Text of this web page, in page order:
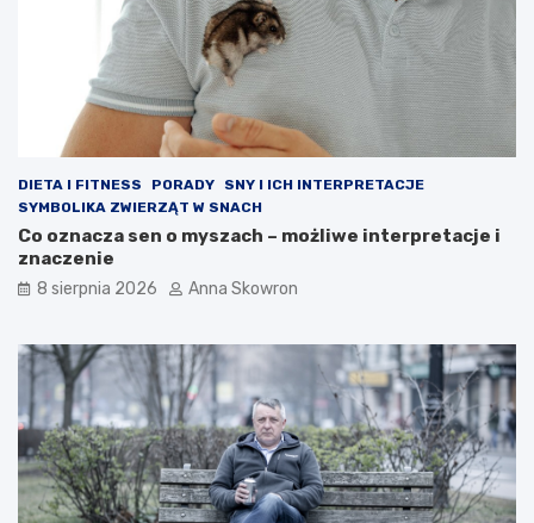
DIETA I FITNESS PORADY
SNY I ICH INTERPRETACJE
SYMBOLIKA ZWIERZĄT W SNACH
Co oznacza sen o myszach – możliwe interpretacje i
znaczenie
8 sierpnia 2026 Anna Skowron